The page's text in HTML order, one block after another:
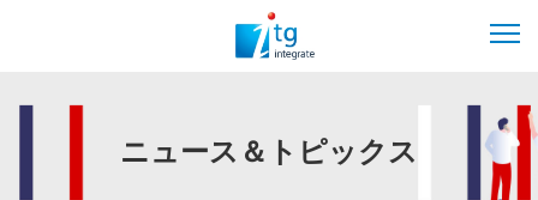
ニュース＆トピックス